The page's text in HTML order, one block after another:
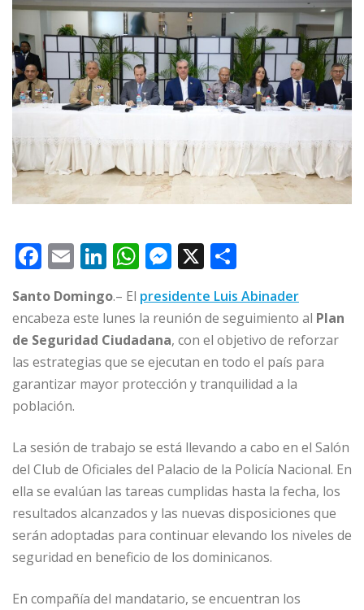
F
a
c
e
b
o
o
k
E
m
ai
l
Li
k
e
dI
n
W
at
s
A
p
M
e
ss
e
n
g
r
X
o
m
p
ar
ti
Santo Domingo.– El presidente Luis Abinader
encabeza este lunes la reunión de seguimiento al Plan
de Seguridad Ciudadana, con el objetivo de reforzar
las estrategias que se ejecutan en todo el país para
garantizar mayor protección y tranquilidad a la
población.
La sesión de trabajo se está llevando a cabo en el Salón
del Club de Oficiales del Palacio de la Policía Nacional. En
ella se evalúan las tareas cumplidas hasta la fecha, los
resultados alcanzados y las nuevas disposiciones que
serán adoptadas para continuar elevando los niveles de
seguridad en beneficio de los dominicanos.
En compañía del mandatario, se encuentran los